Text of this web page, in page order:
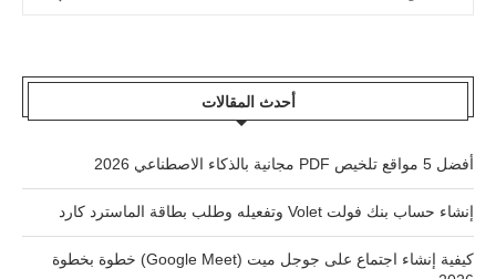
أحدث المقالات
أفضل 5 مواقع تلخيص PDF مجانية بالذكاء الاصطناعي 2026
إنشاء حساب بنك فولت Volet وتفعيله وطلب بطاقة الماسترد كارد
كيفية إنشاء اجتماع على جوجل ميت (Google Meet) خطوة بخطوة